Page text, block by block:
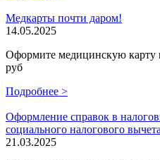
Медкарты почти даром!
14.05.2025
Оформите медицинскую карту
руб
Подробнее >
Оформление справок в
социального налогового
21.03.2025